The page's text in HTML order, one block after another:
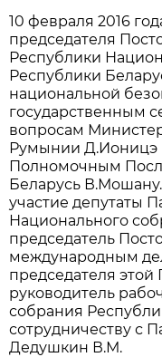
10 февраля 2016
председателя
Республики
Республики
национальной
государственным
вопросам
Румынии
Полномочным
Беларусь
участие депутаты
Национального
председатель
международным
председателя
руководитель
собрания
сотрудничеству с
Дедушкин В.М.